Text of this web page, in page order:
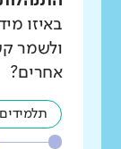
באיזו
ולשמר
אחרים?
תלמידים